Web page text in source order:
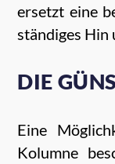
ersetzt eine
ständiges Hin
DIE
Eine
Kolumne